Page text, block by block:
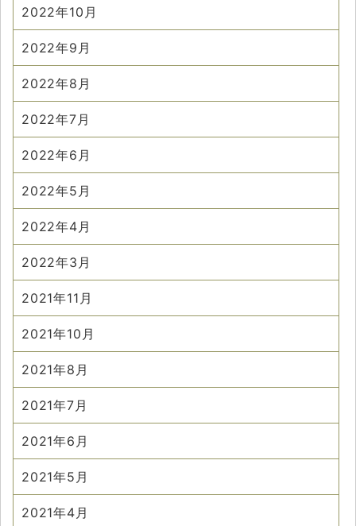
2022年10月
2022年9月
2022年8月
2022年7月
2022年6月
2022年5月
2022年4月
2022年3月
2021年11月
2021年10月
2021年8月
2021年7月
2021年6月
2021年5月
2021年4月